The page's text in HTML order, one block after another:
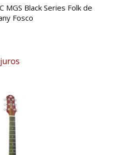
MGS Black Series Folk de
Fosco